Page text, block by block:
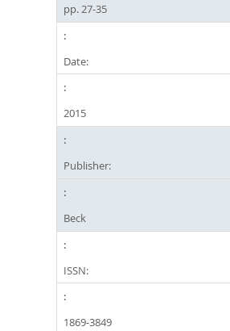
pp. 27-35
Date:
2015
Publisher:
Beck
ISSN:
1869-3849